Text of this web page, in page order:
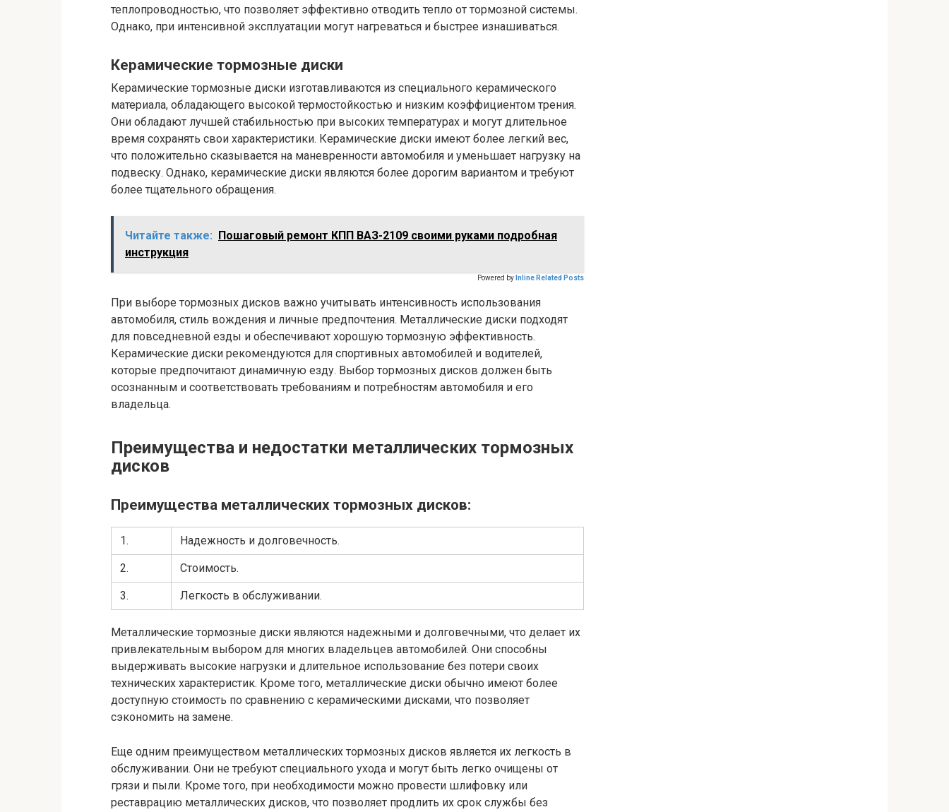
теплопроводностью, что позволяет эффективно отводить тепло от тормозной системы.
Однако, при интенсивной эксплуатации могут нагреваться и быстрее изнашиваться.
Керамические тормозные диски
Керамические тормозные диски изготавливаются из специального керамического
материала, обладающего высокой термостойкостью и низким коэффициентом трения.
Они обладают лучшей стабильностью при высоких температурах и могут длительное
время сохранять свои характеристики. Керамические диски имеют более легкий вес,
что положительно сказывается на маневренности автомобиля и уменьшает нагрузку на
подвеску. Однако, керамические диски являются более дорогим вариантом и требуют
более тщательного обращения.
Читайте также:
Пошаговый ремонт КПП ВАЗ-2109 своими руками подробная
инструкция
Powered by Inline Related Posts
При выборе тормозных дисков важно учитывать интенсивность использования
автомобиля, стиль вождения и личные предпочтения. Металлические диски подходят
для повседневной езды и обеспечивают хорошую тормозную эффективность.
Керамические диски рекомендуются для спортивных автомобилей и водителей,
которые предпочитают динамичную езду. Выбор тормозных дисков должен быть
осознанным и соответствовать требованиям и потребностям автомобиля и его
владельца.
Преимущества и недостатки металлических тормозных
дисков
Преимущества металлических тормозных дисков:
1. Надежность и долговечность.
2. Стоимость.
3. Легкость в обслуживании.
Металлические тормозные диски являются надежными и долговечными, что делает их
привлекательным выбором для многих владельцев автомобилей. Они способны
выдерживать высокие нагрузки и длительное использование без потери своих
технических характеристик. Кроме того, металлические диски обычно имеют более
доступную стоимость по сравнению с керамическими дисками, что позволяет
сэкономить на замене.
Еще одним преимуществом металлических тормозных дисков является их легкость в
обслуживании. Они не требуют специального ухода и могут быть легко очищены от
грязи и пыли. Кроме того, при необходимости можно провести шлифовку или
реставрацию металлических дисков, что позволяет продлить их срок службы без